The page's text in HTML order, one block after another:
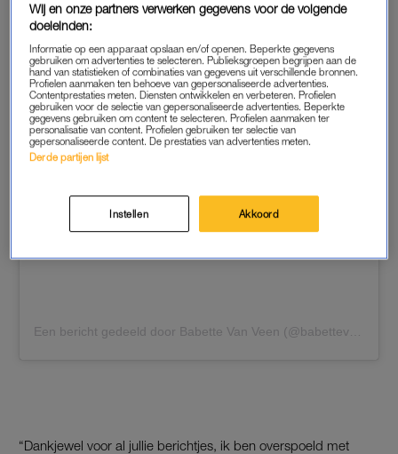
Dit bericht op Instagram bekijken
“Dankjewel voor al jullie berichtjes, ik ben overspoeld met
Wij en onze partners verwerken gegevens voor de volgende
doeleinden:
Informatie op een apparaat opslaan en/of openen. Beperkte gegevens
gebruiken om advertenties te selecteren. Publieksgroepen begrijpen aan de
hand van statistieken of combinaties van gegevens uit verschillende bronnen.
Profielen aanmaken ten behoeve van gepersonaliseerde advertenties.
Contentprestaties meten. Diensten ontwikkelen en verbeteren. Profielen
gebruiken voor de selectie van gepersonaliseerde advertenties. Beperkte
gegevens gebruiken om content te selecteren. Profielen aanmaken ter
personalisatie van content. Profielen gebruiken ter selectie van
gepersonaliseerde content. De prestaties van advertenties meten.
Derde partijen lijst
Instellen Akkoord